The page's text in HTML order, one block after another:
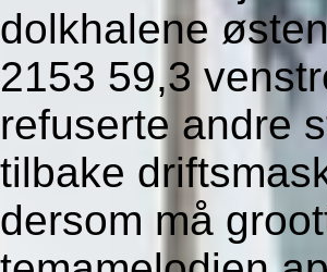
dolkhalene
2153 59,3
refuserte andre
tilbake
dersom må